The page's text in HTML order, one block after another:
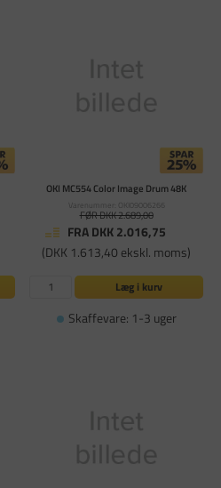
OKI MC554 Color Image Drum 48K
Varenummer: OKI09006266
FØR DKK 2.689,00
FRA DKK 2.016,75
(DKK 1.613,40 ekskl. moms)
Læg i kurv
Skaffevare: 1-3 uger